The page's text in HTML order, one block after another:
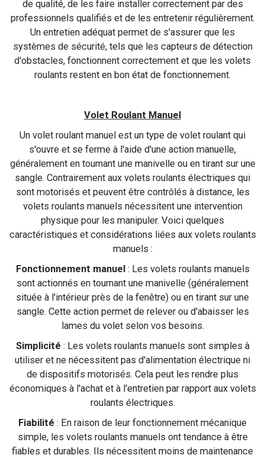
de qualité, de les faire installer correctement par des
professionnels qualifiés et de les entretenir régulièrement.
Un entretien adéquat permet de s'assurer que les
systèmes de sécurité, tels que les capteurs de détection
d'obstacles, fonctionnent correctement et que les volets
roulants restent en bon état de fonctionnement.
Volet Roulant Manuel
Un volet roulant manuel est un type de volet roulant qui
s'ouvre et se ferme à l'aide d'une action manuelle,
généralement en tournant une manivelle ou en tirant sur une
sangle. Contrairement aux volets roulants électriques qui
sont motorisés et peuvent être contrôlés à distance, les
volets roulants manuels nécessitent une intervention
physique pour les manipuler. Voici quelques
caractéristiques et considérations liées aux volets roulants
manuels :
Fonctionnement manuel: Les volets roulants manuels
sont actionnés en tournant une manivelle (généralement
située à l'intérieur près de la fenêtre) ou en tirant sur une
sangle. Cette action permet de relever ou d'abaisser les
lames du volet selon vos besoins.
Simplicité : Les volets roulants manuels sont simples à
utiliser et ne nécessitent pas d'alimentation électrique ni
de dispositifs motorisés. Cela peut les rendre plus
économiques à l'achat et à l'entretien par rapport aux volets
roulants électriques.
Fiabilité : En raison de leur fonctionnement mécanique
simple, les volets roulants manuels ont tendance à être
fiables et durables. Ils nécessitent moins de maintenance